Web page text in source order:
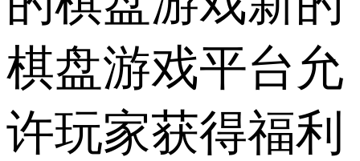
棋盘游戏平台允
许玩家获得福利